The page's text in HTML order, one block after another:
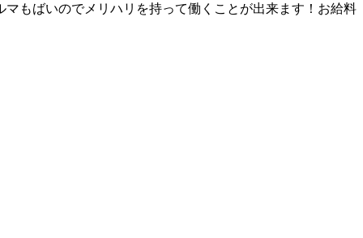
もばいのでメリハリを持って働くことが出来ます！お給料